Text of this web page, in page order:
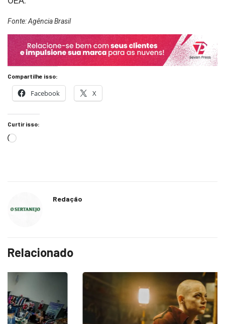
Fonte: Agência Brasil
Compartilhe isso:
Facebook X
Curtir isso:
Redação
Relacionado